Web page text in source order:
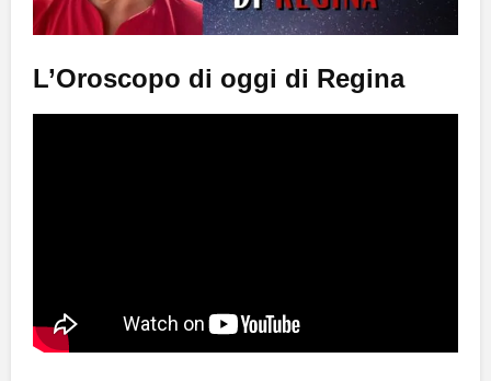
L’Oroscopo di oggi di Regina